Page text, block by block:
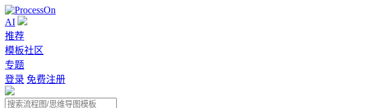
AI
推荐
模板社区
专题
登录 免费注册